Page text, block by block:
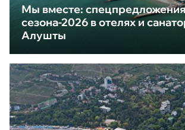
Мы вместе: спецпредложения
сезона-2026 в отелях и
Алушты